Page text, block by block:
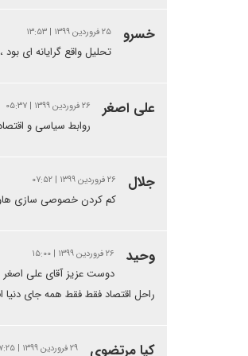
خسرو ۲۵ فروردین ۱۳۹۹ | ۱۳:۵۳
تحلیل واقع گرایانه ای
علی اصغر ۲۶ فروردین ۱۳۹۹ | ۰۵:۳۷
روابط سیاسی و
جلال ۲۶ فروردین ۱۳۹۹ | ۰۷:۵۲
کم کردن خصوصی سازی
وحید ۲۶ فروردین ۱۳۹۹ | ۱۵:۰۰
دوست عزیز آقای علی اصغر
راحل اقتصاد فقط فقط همه جای دنیا
کیا مرتضوی ۲۹ فروردین ۱۳۹۹ | ۰۷:۲۵